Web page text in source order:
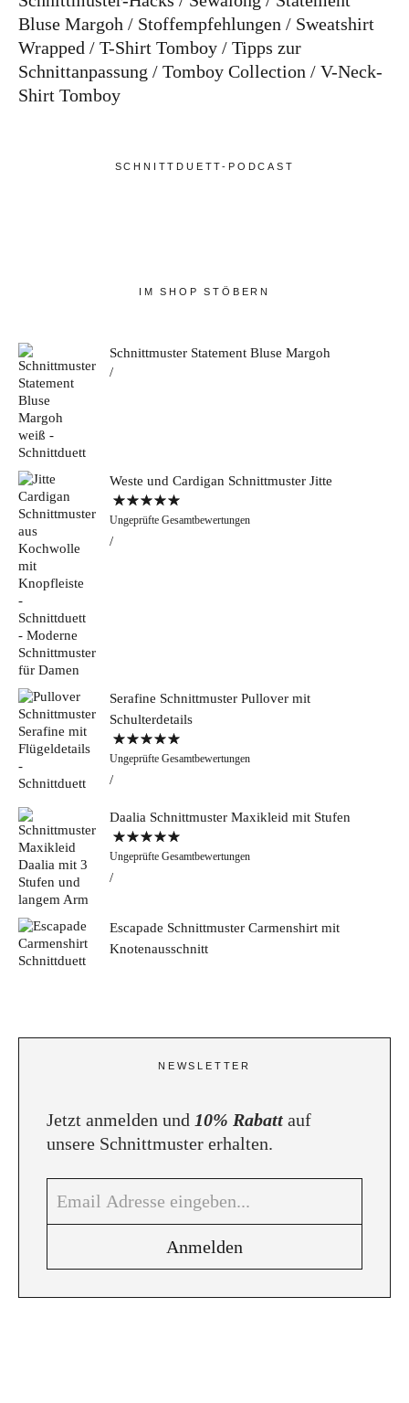
Bluse Margoh
Stoffempfehlungen
Sweatshirt
Wrapped
T-Shirt Tomboy
Tipps zur
Schnittanpassung
Tomboy Collection
V-Neck-
Shirt Tomboy
SCHNITTDUETT-PODCAST
IM SHOP STÖBERN
Schnittmuster Statement Bluse Margoh
Weste und Cardigan Schnittmuster Jitte
Bewertet mit
5.00von 5
Ungeprüfte Gesamtbewertungen
Serafine Schnittmuster Pullover mit
Schulterdetails
Bewertet mit
5.00von 5
Ungeprüfte Gesamtbewertungen
Daalia Schnittmuster Maxikleid mit Stufen
Bewertet mit
5.00von 5
Ungeprüfte Gesamtbewertungen
Escapade Schnittmuster Carmenshirt mit
Knotenausschnitt
NEWSLETTER
Jetzt anmelden und 10% Rabatt auf
unsere Schnittmuster erhalten.